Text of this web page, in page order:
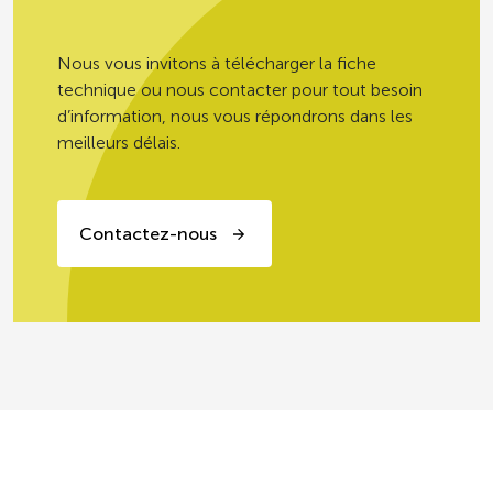
Personnes âgées en
institution
8g
PRODUITS PRÊTS À CONSOMMER,
EN GRAMMES (± 10%)
Selon les recommandations, les
consommation sur 20 repas
consécutifs de 10/20 minimum (hors
personnes âgées en institution pour les
Nous vous invitons à télécharger la fiche
technique ou nous contacter pour tout besoin
d’information, nous vous répondrons dans les
meilleurs délais.
Contactez-nous